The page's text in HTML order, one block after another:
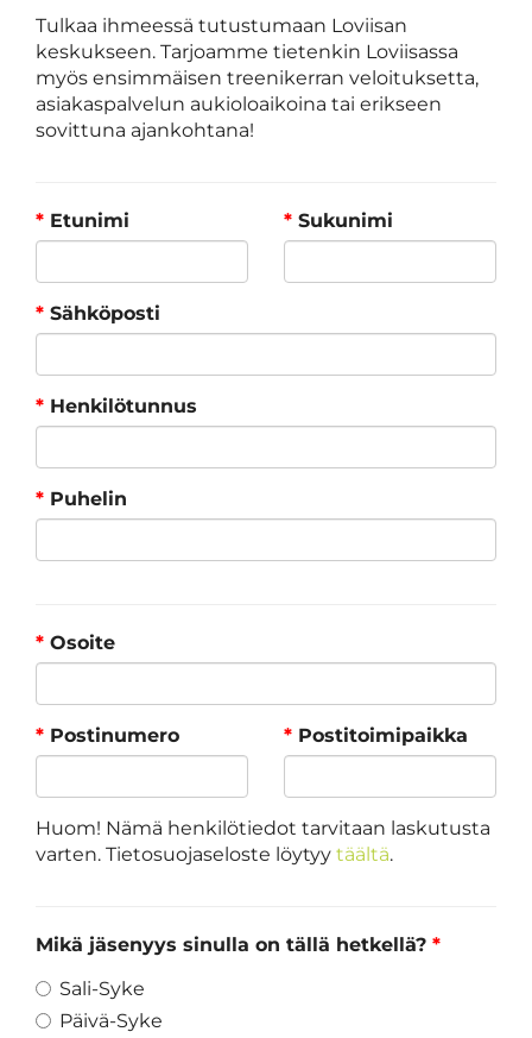
Tulkaa ihmeessä tutustumaan Loviisan
keskukseen. Tarjoamme tietenkin Loviisassa
myös ensimmäisen treenikerran veloituksetta,
asiakaspalvelun aukioloaikoina tai erikseen
sovittuna ajankohtana!
* Etunimi * Sukunimi
* Sähköposti
* Henkilötunnus
* Puhelin
* Osoite
* Postinumero * Postitoimipaikka
Huom! Nämä henkilötiedot tarvitaan laskutusta
varten. Tietosuojaseloste löytyy täältä.
Mikä jäsenyys sinulla on tällä hetkellä? *
Sali-Syke
Päivä-Syke